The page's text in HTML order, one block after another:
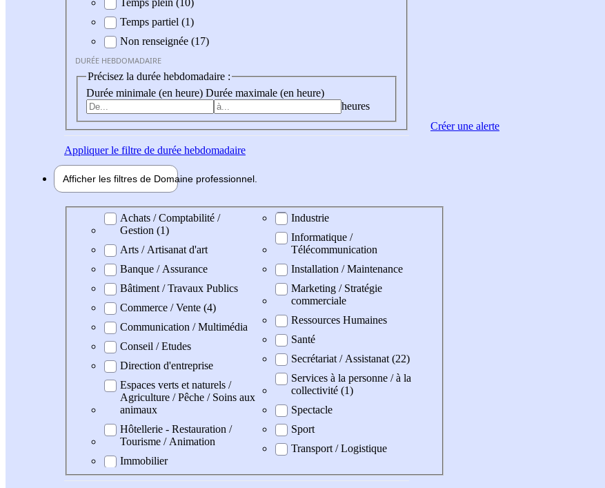
Temps plein (10)
Temps partiel (1)
Non renseignée (17)
DURÉE HEBDOMADAIRE
Précisez la durée hebdomadaire :
Durée minimale (en heure) Durée maximale (en heure)
heures
Appliquerle filtre de durée hebdomadaire
Afficher les filtres de Domaine professionnel
Domaine professionel
Achats / Comptabilité /
Gestion (1)
Arts / Artisanat d'art
Banque / Assurance
Bâtiment / Travaux Publics
Commerce / Vente (4)
Communication / Multimédia
Conseil / Etudes
Direction d'entreprise
Espaces verts et naturels /
Agriculture / Pêche / Soins aux
animaux
Hôtellerie - Restauration /
Tourisme / Animation
Immobilier
Industrie
Informatique /
Télécommunication
Installation / Maintenance
Marketing / Stratégie
commerciale
Ressources Humaines
Santé
Secrétariat / Assistanat (22)
Services à la personne / à la
collectivité (1)
Spectacle
Sport
Transport / Logistique
Créer une alerte